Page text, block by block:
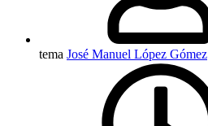
tema José Manuel López Gómez